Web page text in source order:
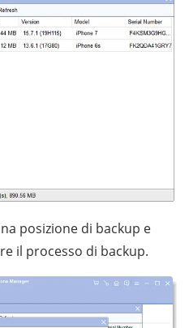
posizione di backup e
il processo di backup.